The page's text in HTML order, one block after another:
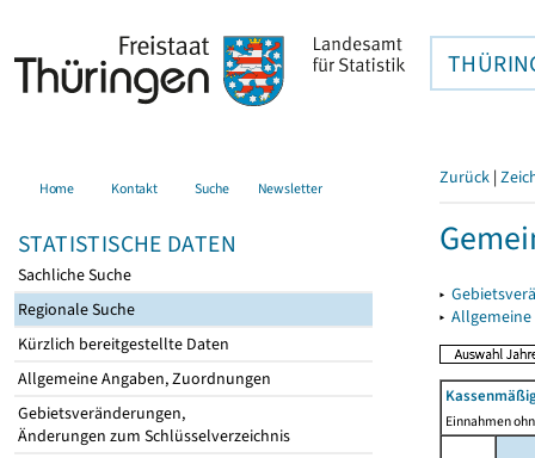
Home Kontakt Suche Newsletter
STATISTISCHE DATEN
Sachliche Suche
Regionale Suche
Kürzlich bereitgestellte Daten
Allgemeine Angaben, Zuordnungen
Gebietsveränderungen,
Änderungen zum Schlüsselverzeichnis
Zurück |
▸
▸
Einnahmen